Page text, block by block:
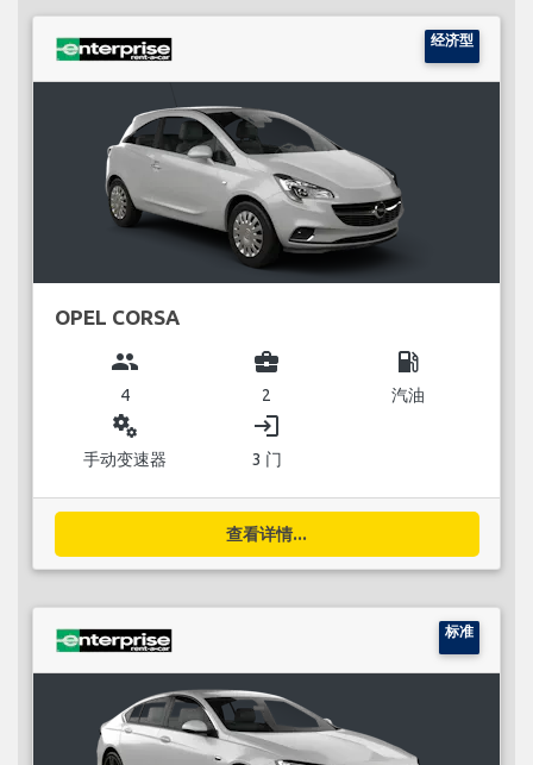
经济型
OPEL CORSA
group
4
business_center
2
local_gas_station
汽油
miscellaneous_services
手动变速器
login
3 门
查看详情...
标准